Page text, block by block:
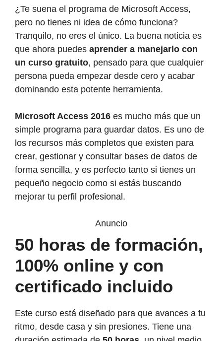
¿Te suena el programa de Microsoft Access,
pero no tienes ni idea de cómo funciona?
Tranquilo, no eres el único. La buena noticia es
que ahora puedes aprender a manejarlo con
un curso gratuito, pensado para que cualquier
persona pueda empezar desde cero y acabar
dominando esta potente herramienta.
Microsoft Access 2016 es mucho más que un
simple programa para guardar datos. Es uno de
los recursos más completos que existen para
crear, gestionar y consultar bases de datos de
forma sencilla, y es perfecto tanto si tienes un
pequeño negocio como si estás buscando
mejorar tu perfil profesional.
Anuncio
50 horas de formación,
100% online y con
certificado incluido
Este curso está diseñado para que avances a tu
ritmo, desde casa y sin presiones. Tiene una